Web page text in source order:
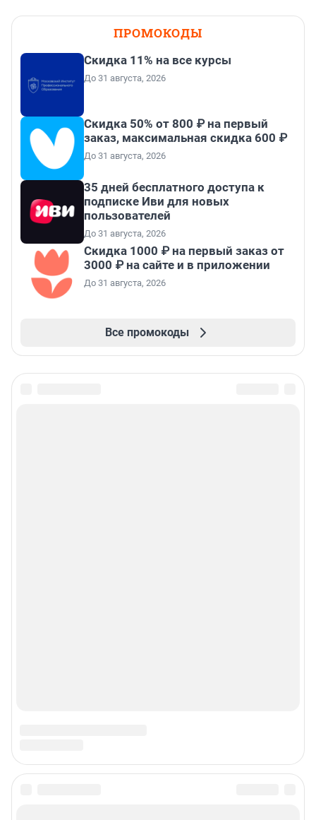
ПРОМОКОДЫ
Скидка 11% на все курсы
До 31 августа, 2026
Скидка 50% от 800 ₽ на первый
заказ, максимальная скидка 600 ₽
До 31 августа, 2026
35 дней бесплатного доступа к
подписке Иви для новых
пользователей
До 31 августа, 2026
Скидка 1000 ₽ на первый заказ от
3000 ₽ на сайте и в приложении
До 31 августа, 2026
Все промокоды